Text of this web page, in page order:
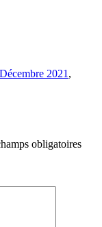
Décembre 2021 ,
obligatoires